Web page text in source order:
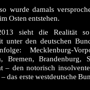
wurde damals
im Osten entstehen.
sieht die Realität
unter den deutschen
Mecklenburg-
Bremen, Brandenburg,
– den notorisch
das erste westdeutsche